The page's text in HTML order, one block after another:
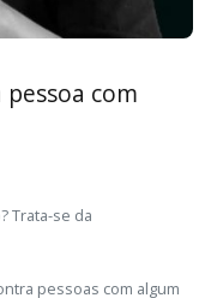
com
Trata-se da
pessoas com algum